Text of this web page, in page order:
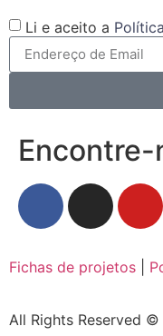
Li e aceito a
Encontre-
Fichas de projetos
All Rights Reserved ©